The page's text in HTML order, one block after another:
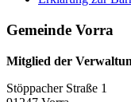
Gemeinde Vorra
Mitglied der
Stöppacher Straße 1